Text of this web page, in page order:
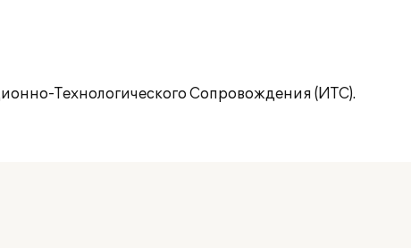
Технологического Сопровождения (ИТС).